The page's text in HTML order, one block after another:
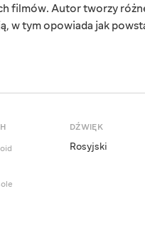
filmów. Autor tworzy
w tym opowiada jak
DŹWIĘK
Rosyjski